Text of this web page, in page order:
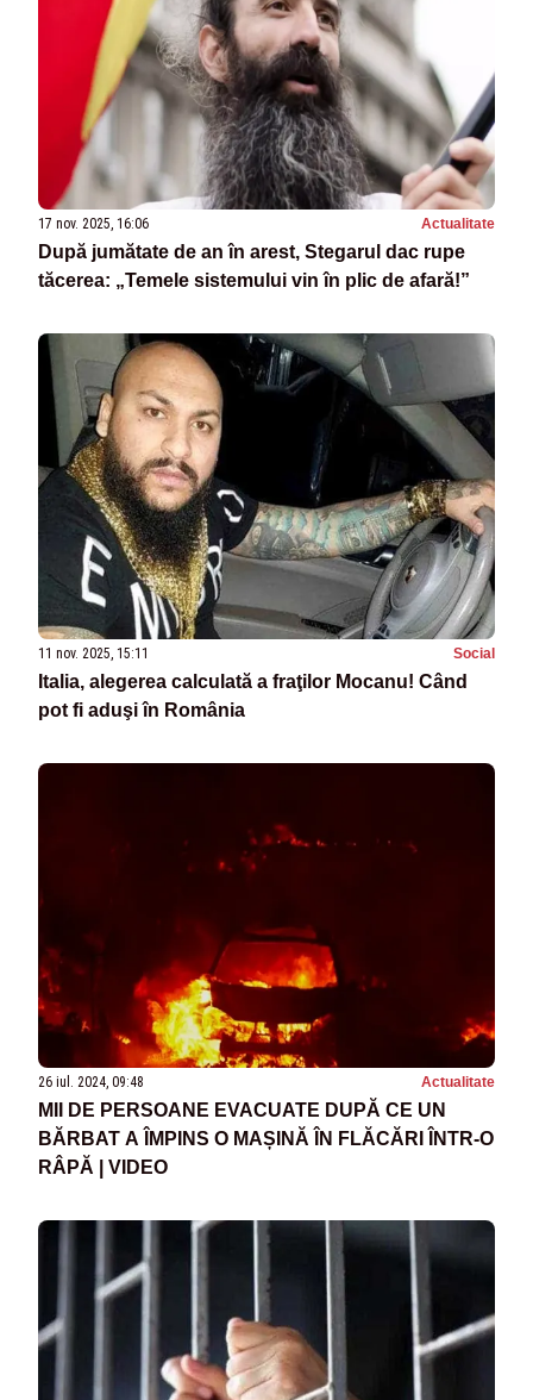
17 nov. 2025, 16:06 Actualitate
După jumătate de an în arest, Stegarul dac rupe
tăcerea: „Temele sistemului vin în plic de afară!”
11 nov. 2025, 15:11 Social
Italia, alegerea calculată a fraţilor Mocanu! Când
pot fi aduşi în România
26 iul. 2024, 09:48 Actualitate
MII DE PERSOANE EVACUATE DUPĂ CE UN
BĂRBAT A ÎMPINS O MAȘINĂ ÎN FLĂCĂRI ÎNTR-O
RÂPĂ | VIDEO